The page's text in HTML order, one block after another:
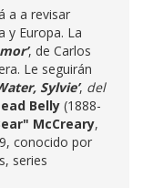
a a revisar
y Europa. La
, de Carlos
Le seguirán
Sylvie’, del
Belly (1888-
McCreary,
conocido por
series